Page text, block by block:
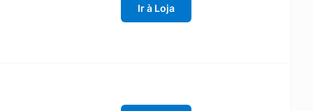
Ir à Loja